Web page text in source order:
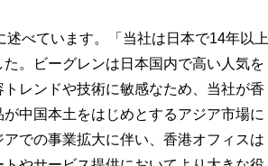
べています。「当社は日本で14年以上
。ビーグレンは日本国内で高い人気を
レンドや技術に敏感なため、当社が香
中国本土をはじめとするアジア市場に
での事業拡大に伴い、香港オフィスは